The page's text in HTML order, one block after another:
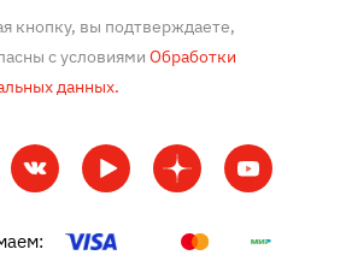
кнопку, вы подтверждаете,
с условиями Обработки
данных.